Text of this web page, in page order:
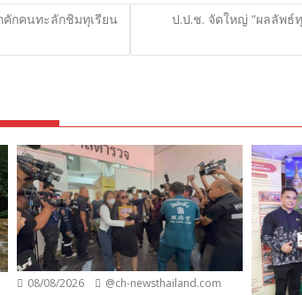
คักคนทะลักชิมทุเรียน
ป.ป.ช. จัดใหญ่ “ผลลัพธ์
08/08/2026 @ch-newsthailand.com